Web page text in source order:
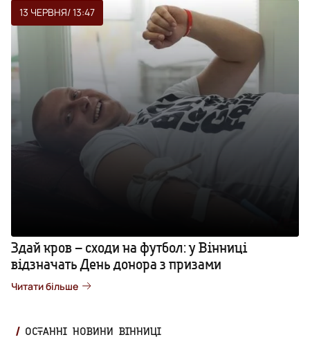
13 ЧЕРВНЯ/ 13:47
Здай кров – сходи на футбол: у Вінниці
відзначать День донора з призами
Читати більше
ОСТАННІ НОВИНИ ВІННИЦІ